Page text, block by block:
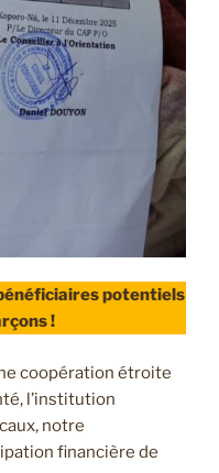
potentiels
!
coopération étroite
l’institution
notre
financière de